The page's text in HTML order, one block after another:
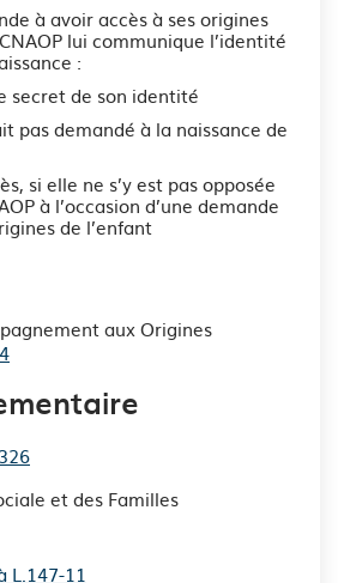
à avoir accès à ses origines
lui communique l’identité
:
secret de son identité
pas demandé à la naissance de
si elle ne s’y est pas opposée
à l’occasion d’une demande
de l’enfant
aux Origines
et des Familles
L.147-11